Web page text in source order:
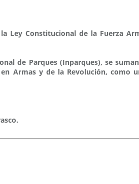
Ley Constitucional de la Fuerza
de Parques (Inparques), se
Armas y de la Revolución, como